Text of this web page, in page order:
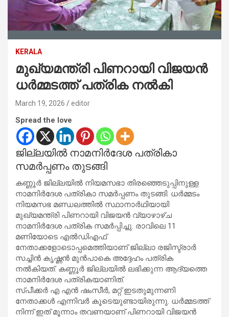
KERALA
മുഖ്യമന്ത്രി പിണറായി വിജയൻ
ധർമ്മടത്ത് പത്രിക നൽകി
March 19, 2026 editor
Spread the love
ജില്ലയിൽ നാമനിർദേശ പത്രികാ
സമർപ്പണം തുടങ്ങി
കണ്ണൂർ ജില്ലയിൽ നിയമസഭാ തിരഞ്ഞെടുപ്പിനുള്ള
നാമനിർദേശ പത്രികാ സമർപ്പണം തുടങ്ങി. ധർമ്മടം
നിയമസഭ മണ്ഡലത്തിൽ സ്ഥാനാർഥിയായി
മുഖ്യമന്ത്രി പിണറായി വിജയൻ വ്യാഴാഴ്ച
നാമനിർദേശ പത്രിക സമർപ്പിച്ചു. രാവിലെ 11
മണിയോടെ എൽഡിഎഫ്
നേതാക്കളോടൊപ്പമെത്തിയാണ് ജില്ലാ രജിസ്ട്രാർ
സച്ചിൻ കൃഷ്ണൻ മുൻപാകെ അദ്ദേഹം പത്രിക
നൽകിയത്. കണ്ണൂർ ജില്ലയിൽ ലഭിക്കുന്ന ആദ്യത്തെ
നാമനിർദേശ പത്രികയാണിത്.
സ്പീക്കർ എ എൻ ഷംസീർ, മറ്റ് ഇടതുമുന്നണി
നേതാക്കൾ എന്നിവർ കൂടെയുണ്ടായിരുന്നു. ധർമ്മടത്ത്
നിന്ന് ഇത് മൂന്നാം തവണയാണ് പിണറായി വിജയൻ